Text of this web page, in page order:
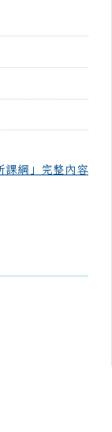
課綱」完整內容